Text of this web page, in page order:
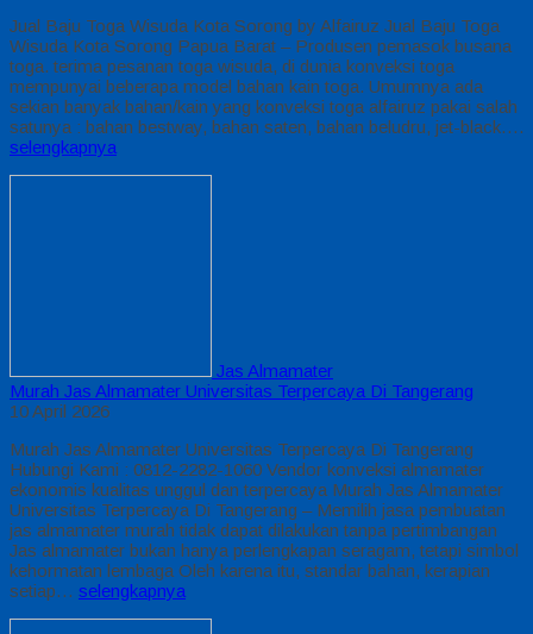
Jual Baju Toga Wisuda Kota Sorong by Alfairuz Jual Baju Toga
Wisuda Kota Sorong Papua Barat – Produsen pemasok busana
toga. terima pesanan toga wisuda, di dunia konveksi toga
mempunyai beberapa model bahan kain toga. Umumnya ada
sekian banyak bahan/kain yang konveksi toga alfairuz pakai salah
satunya : bahan bestway, bahan saten, bahan beludru, jet-black….
selengkapnya
Jas Almamater
Murah Jas Almamater Universitas Terpercaya Di Tangerang
10 April 2026
Murah Jas Almamater Universitas Terpercaya Di Tangerang
Hubungi Kami : 0812-2282-1060 Vendor konveksi almamater
ekonomis kualitas unggul dan terpercaya Murah Jas Almamater
Universitas Terpercaya Di Tangerang – Memilih jasa pembuatan
jas almamater murah tidak dapat dilakukan tanpa pertimbangan
Jas almamater bukan hanya perlengkapan seragam, tetapi simbol
kehormatan lembaga Oleh karena itu, standar bahan, kerapian
setiap… selengkapnya